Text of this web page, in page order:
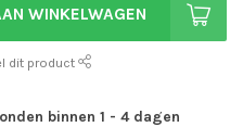
WINKELWAGEN
dit product
binnen 1 - 4 dagen